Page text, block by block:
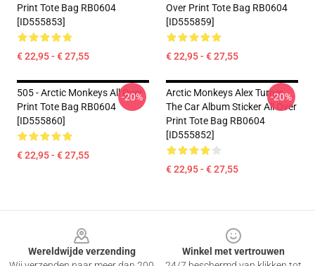
Print Tote Bag RB0604
[ID555853]
€ 22,95 - € 27,55
Over Print Tote Bag RB0604
[ID555859]
€ 22,95 - € 27,55
505 - Arctic Monkeys All Over
Print Tote Bag RB0604
[ID555860]
€ 22,95 - € 27,55
-20%
Arctic Monkeys Alex Turner
The Car Album Sticker All Over
Print Tote Bag RB0604
[ID555852]
€ 22,95 - € 27,55
-20%
Wereldwijde verzending
Winkel met vertrouwen